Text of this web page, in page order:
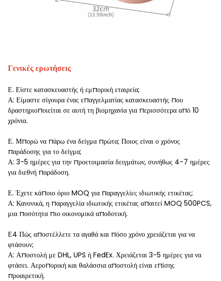
Γενικές ερωτήσεις
Ε. Είστε κατασκευαστής ή εμπορική εταιρεία;
Α: Είμαστε σίγουρα ένας επαγγελματίας κατασκευαστής που
δραστηριοποιείται σε αυτή τη βιομηχανία για περισσότερα από 10
χρόνια.
Ε. Μπορώ να πάρω ένα δείγμα πρώτα; Ποιος είναι ο χρόνος
παράδοσης για το δείγμα;
Α: 3-5 ημέρες για την προετοιμασία δειγμάτων, συνήθως 4-7 ημέρες
για διεθνή παράδοση.
Ε. Έχετε κάποιο όριο MOQ για παραγγελίες ιδιωτικής ετικέτας;
Α: Κανονικά, η παραγγελία ιδιωτικής ετικέτας απαιτεί MOQ 500PCS,
μια ποσότητα πιο οικονομικά αποδοτική.
Ε4 Πώς αποστέλλετε τα αγαθά και πόσο χρόνο χρειάζεται για να
φτάσουν;
Α: Αποστολή με DHL, UPS ή FedEx. Χρειάζεται 3-5 ημέρες για να
φτάσει. Αεροπορική και θαλάσσια αποστολή είναι επίσης
προαιρετική.